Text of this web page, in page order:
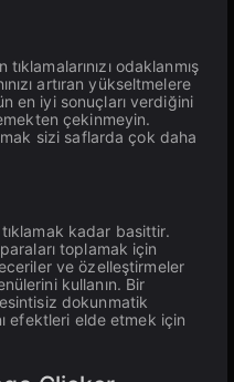
odaklanmış
artıran yükseltmelere
en iyi sonuçları verdiğini
çekinmeyin.
sizi saflarda çok daha
kadar basittir.
toplamak için
ve özelleştirmeler
kullanın. Bir
dokunmatik
efektleri elde etmek için